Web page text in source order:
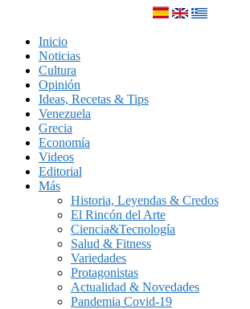
Inicio
Noticias
Cultura
Opinión
Ideas, Recetas & Tips
Venezuela
Grecia
Economía
Videos
Editorial
Más
Historia, Leyendas & Credos
El Rincón del Arte
Ciencia&Tecnología
Salud & Fitness
Variedades
Protagonistas
Actualidad & Novedades
Pandemia Covid-19